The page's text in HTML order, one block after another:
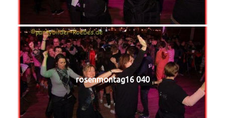
rosenmontag16 040